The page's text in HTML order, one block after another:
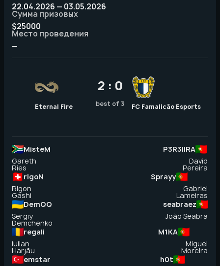
22.04.2026 — 03.05.2026
Сумма призовых
$25000
Место проведения
—
MisteM
Gareth
Ries
rigoN
Rigon
Gashi
DemQQ
Sergiy
Demchenko
regali
Iulian
Harjău
emstar
Eternal Fire
2 : 0
best of 3 FC Famalicão Esports
P3R3IIRA
David
Pereira
Sprayy
Gabriel
Lameiras
seabraez
João Seabra
M1KA
Miguel
Moreira
h0t